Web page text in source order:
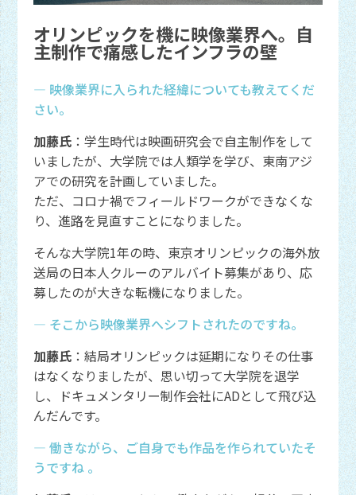
オリンピックを機に映像業界へ。自
主制作で痛感したインフラの壁
― 映像業界に入られた経緯についても教えてくだ
さい。
加藤氏：学生時代は映画研究会で自主制作をして
いましたが、大学院では人類学を学び、東南アジ
アでの研究を計画していました。
ただ、コロナ禍でフィールドワークができなくな
り、進路を見直すことになりました。
そんな大学院1年の時、東京オリンピックの海外放
送局の日本人クルーのアルバイト募集があり、応
募したのが大きな転機になりました。
― そこから映像業界へシフトされたのですね。
加藤氏：結局オリンピックは延期になりその仕事
はなくなりましたが、思い切って大学院を退学
し、ドキュメンタリー制作会社にADとして飛び込
んだんです。
― 働きながら、ご自身でも作品を作られていたそ
うですね 。